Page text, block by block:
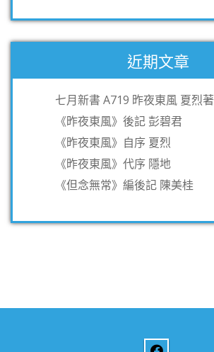
近期文章
七月新書 A719 昨夜東風 夏烈著
《昨夜東風》後記 彭碧君
《昨夜東風》自序 夏烈
《昨夜東風》代序 隱地
《但念無常》編後記 陳美桂